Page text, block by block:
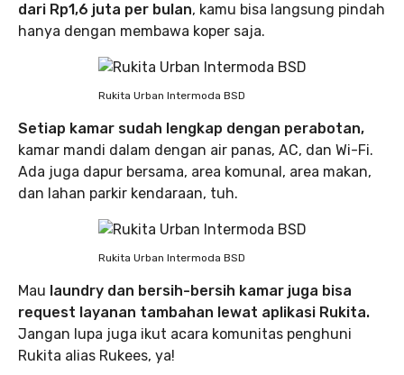
dari Rp1,6 juta per bulan, kamu bisa langsung pindah
hanya dengan membawa koper saja.
Rukita Urban Intermoda BSD
Setiap kamar sudah lengkap dengan perabotan,
kamar mandi dalam dengan air panas, AC, dan Wi-Fi.
Ada juga dapur bersama, area komunal, area makan,
dan lahan parkir kendaraan, tuh.
Rukita Urban Intermoda BSD
Mau laundry dan bersih-bersih kamar juga bisa
request layanan tambahan lewat aplikasi Rukita.
Jangan lupa juga ikut acara komunitas penghuni
Rukita alias Rukees, ya!